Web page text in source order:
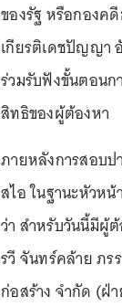
ของรัฐ หรือกองค
เกียรติเดชปัญญา
ร่วมรับฟังขั้นตอน
สิทธิของผู้ต้องหา
ภายหลังการสอบป
สไอ ในฐานะหัวห
ว่า สำหรับวันนี้มีผู้
รวี จันทร์คล้าย ภร
ก่อสร้าง จำกัด (ฝ่